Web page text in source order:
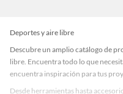
Deportes y aire libre
Descubre un amplio catálogo de
libre. Encuentra todo lo que
encuentra inspiración para tus
Desde herramientas hasta